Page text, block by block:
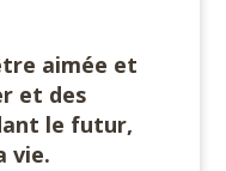
aimée et
et des
le futur,
vie.